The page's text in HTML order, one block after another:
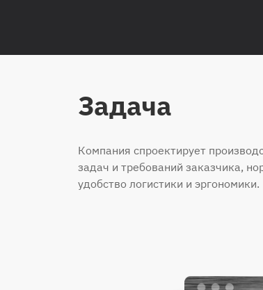
Задача
Компания спроектирует
задач и требований заказчика,
удобство логистики и эргономики.